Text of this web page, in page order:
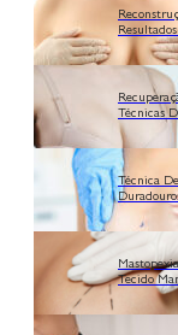
Técnicas
Técnica
Tecido